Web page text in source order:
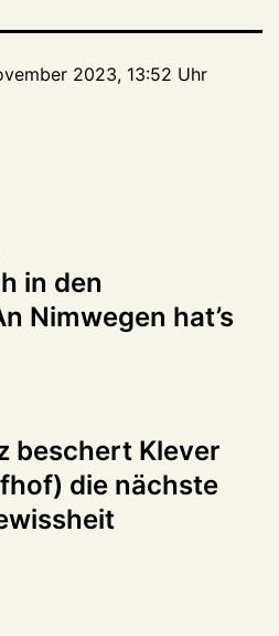
2023, 13:52 Uhr
in den
Nimwegen hat’s
beschert Klever
die nächste